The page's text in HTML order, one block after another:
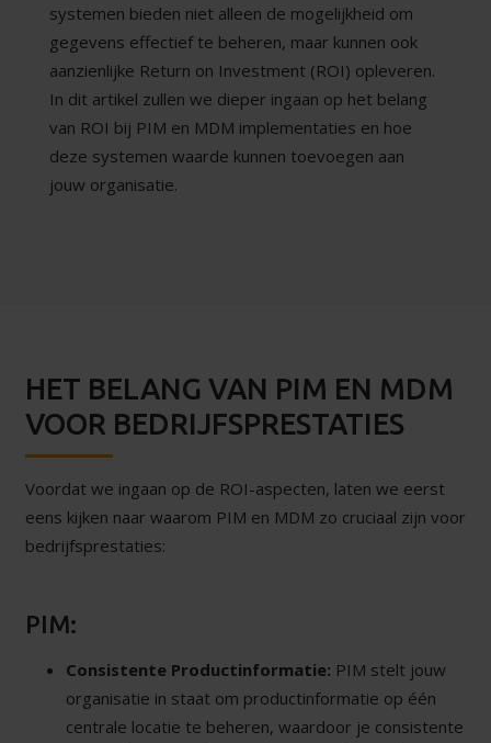
systemen bieden niet alleen de mogelijkheid om
gegevens effectief te beheren, maar kunnen ook
aanzienlijke Return on Investment (ROI) opleveren.
In dit artikel zullen we dieper ingaan op het belang
van ROI bij PIM en MDM implementaties en hoe
deze systemen waarde kunnen toevoegen aan
jouw organisatie.
HET BELANG VAN PIM EN MDM
VOOR BEDRIJFSPRESTATIES
Voordat we ingaan op de ROI-aspecten, laten we eerst
eens kijken naar waarom PIM en MDM zo cruciaal zijn voor
bedrijfsprestaties:
PIM:
Consistente Productinformatie: PIM stelt jouw
organisatie in staat om productinformatie op één
centrale locatie te beheren, waardoor je consistente